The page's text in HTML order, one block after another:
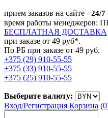
прием заказов на сайте - 24/7
время работы менеджеров:
БЕСПЛАТНАЯ ДОСТАВКА
при заказе от 49 руб*.
По РБ при заказе от 49 руб.
+375 (29) 910-55-55
+375 (33) 910-55-55
+375 (25) 910-55-55
Выберите валюту:
Вход/Регистрация Корзина